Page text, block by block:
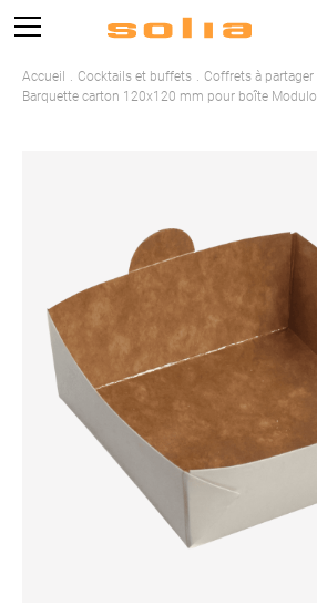
Accueil Cocktails et buffets
Coffrets à partager
Barquette carton 120x120 mm pour boîte Modulo